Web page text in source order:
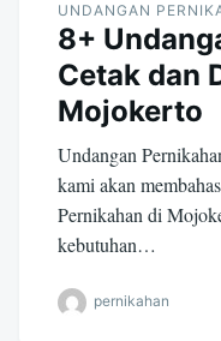
UNDANGAN
8+
Cetak dan
Mojokerto
Undangan
kami akan
Pernikahan di
kebutuhan…
pernikahan